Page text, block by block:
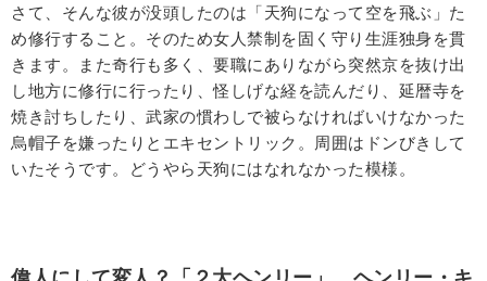
さて、そんな彼が没頭したのは「天狗になって空を飛ぶ」た
め修行すること。そのため女人禁制を固く守り生涯独身を貫
きます。また奇行も多く、要職にありながら突然京を抜け出
し地方に修行に行ったり、怪しげな経を読んだり、延暦寺を
焼き討ちしたり、武家の慣わしで被らなければいけなかった
烏帽子を嫌ったりとエキセントリック。周囲はドンびきして
いたそうです。どうやら天狗にはなれなかった模様。